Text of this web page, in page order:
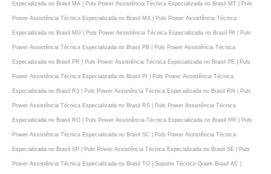
Especializada no Brasil MA | Puls Power Assistência Técnica Especializada no Brasil MT | Puls
Power Assistência Técnica Especializada no Brasil MS | Puls Power Assistência Técnica
Especializada no Brasil MG | Puls Power Assistência Técnica Especializada no Brasil PA | Puls
Power Assistência Técnica Especializada no Brasil PB | Puls Power Assistência Técnica
Especializada no Brasil PR | Puls Power Assistência Técnica Especializada no Brasil PE | Puls
Power Assistência Técnica Especializada no Brasil PI | Puls Power Assistência Técnica
Especializada no Brasil RJ | Puls Power Assistência Técnica Especializada no Brasil RN | Puls
Power Assistência Técnica Especializada no Brasil RS | Puls Power Assistência Técnica
Especializada no Brasil RO | Puls Power Assistência Técnica Especializada no Brasil RR | Puls
Power Assistência Técnica Especializada no Brasil SC | Puls Power Assistência Técnica
Especializada no Brasil SP | Puls Power Assistência Técnica Especializada no Brasil SE | Puls
Power Assistência Técnica Especializada no Brasil TO | Suporte Técnico Quark Brasil AC |